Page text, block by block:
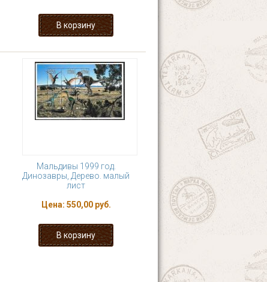
Мальдивы 1999 год.
Динозавры, Дерево. малый
лист
Цена: 550,00 руб.